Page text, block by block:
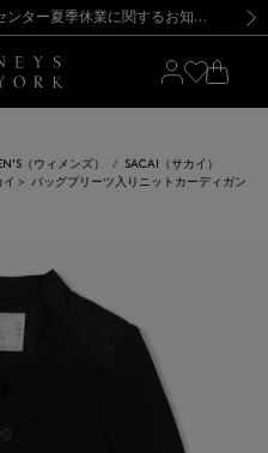
新規登録のお客様も対象！＜MY BARNEYS＞会員のお客様は11,000円（税込）以上のお買上げで常時送料無料！お買い物の際は会員登録を！
止のお知らせ】(2026.8.7) 【オンラインストア カスタマーセンター夏季休業に関するお知らせ】（2026.8.7）
【夏季休業に伴う返品・交換承り一時停止のお知らせ】（2026.8.5）
よるお荷物のお届けについて
のご案内・ご注意事項 新規登録のお客様も対象！＜MY BARNEYS＞会員のお客様は11,000円（税込）以上のお買上げで常時送料無料！お買い物の際は会員登録を！
止のお知らせ】(2026.8.7)
（ウィメンズ）
SACAI（サカイ）
イ＞ バッグプリーツ入りニットカーディガン